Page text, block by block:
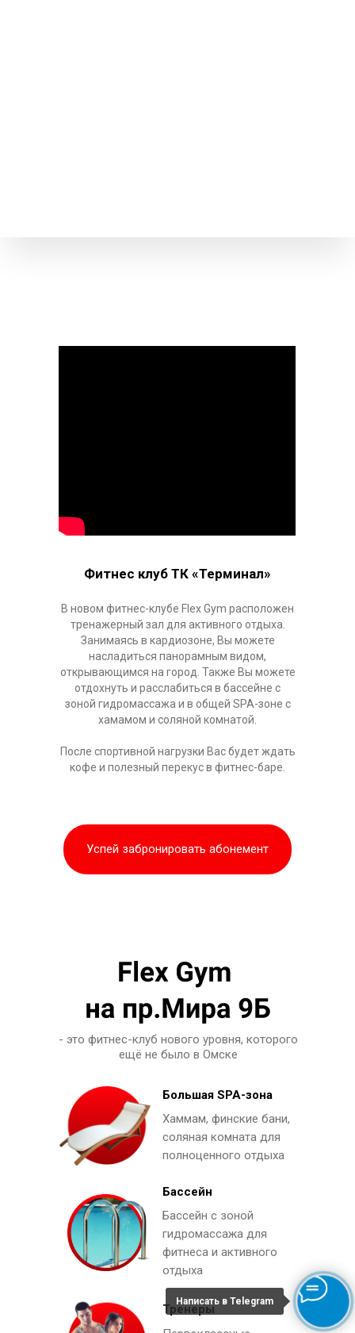
В новом фитнес-клубе Flex Gym расположен
тренажерный зал для активного отдыха.
Занимаясь в кардиозоне, Вы можете
насладиться панорамным видом,
открывающимся на город. Также Вы можете
отдохнуть и расслабиться в бассейне с
зоной гидромассажа и в общей SPA-зоне с
хамамом и соляной комнатой.
После спортивной нагрузки Вас будет ждать
кофе и полезный перекус в фитнес-баре.
Успей забронировать абонемент
Фитнес клуб ТК «Терминал»
- это фитнес-клуб нового уровня, которого
ещё не было в Омске
Большая SPA-зона
Хаммам, финские бани,
соляная комната для
полноценного отдыха
Бассейн с зоной
гидромассажа для
фитнеса и активного
отдыха
Бассейн
Тренеры
Написать в Telegram